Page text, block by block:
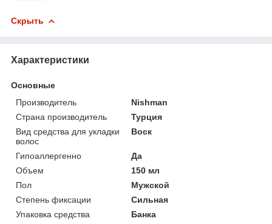
Скрыть
Характеристики
Основные
Производитель
Nishman
Страна производитель
Турция
Вид средства для укладки
волос
Воск
Гипоаллергенно
Да
Объем
150 мл
Пол
Мужской
Степень фиксации
Сильная
Упаковка средства
Банка